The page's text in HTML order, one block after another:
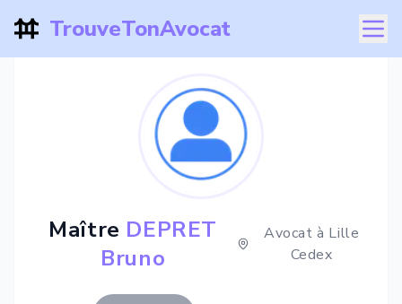
TrouveTonAvocat
Maître DEPRET
Bruno
Avocat à Lille
Cedex